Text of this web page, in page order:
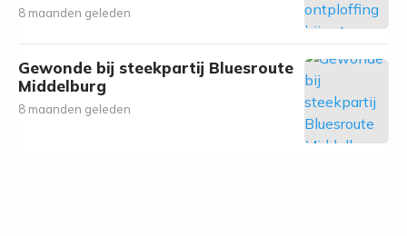
8 maanden geleden
Gewonde bij steekpartij Bluesroute
Middelburg
8 maanden geleden